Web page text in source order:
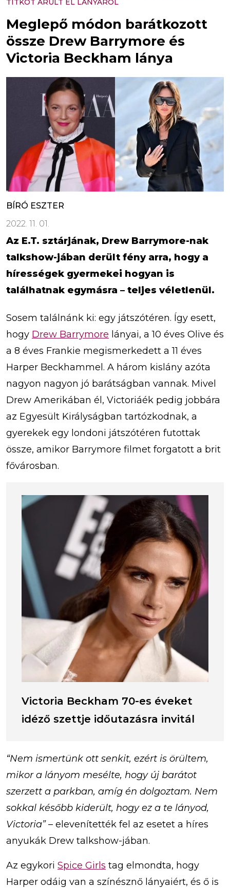
TITKOT ÁRULT EL LÁNYÁRÓL
Meglepő módon barátkozott
össze Drew Barrymore és
Victoria Beckham lánya
BÍRÓ ESZTER
2022. 11. 01.
Az E.T. sztárjának, Drew Barrymore-nak
talkshow-jában derült fény arra, hogy a
hírességek gyermekei hogyan is
találhatnak egymásra – teljes véletlenül.
Sosem találnánk ki: egy játszótéren. Így esett,
hogy Drew Barrymore lányai, a 10 éves Olive és
a 8 éves Frankie megismerkedett a 11 éves
Harper Beckhammel. A három kislány azóta
nagyon nagyon jó barátságban vannak. Mivel
Drew Amerikában él, Victoriáék pedig jobbára
az Egyesült Királyságban tartózkodnak, a
gyerekek egy londoni játszótéren futottak
össze, amikor Barrymore filmet forgatott a brit
fővárosban.
Victoria Beckham 70-es éveket
idéző szettje időutazásra invitál
“Nem ismertünk ott senkit, ezért is örültem,
mikor a lányom mesélte, hogy új barátot
szerzett a parkban, amíg én dolgoztam. Nem
sokkal később kiderült, hogy ez a te lányod,
Victoria”– elevenítették fel az esetet a híres
anyukák Drew talkshow-jában.
Az egykori Spice Girls tag elmondta, hogy
Harper odáig van a színésznő lányaiért, és ő is